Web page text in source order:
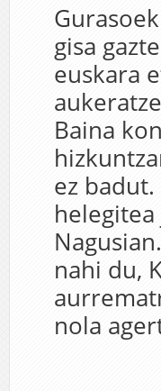
gisa
euskara
Baina
ez
nahi du,
nola